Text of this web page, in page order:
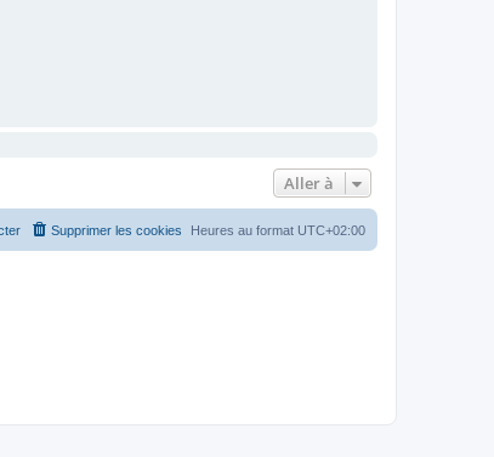
Aller à
Heures au format UTC+02:00
Supprimer les cookies